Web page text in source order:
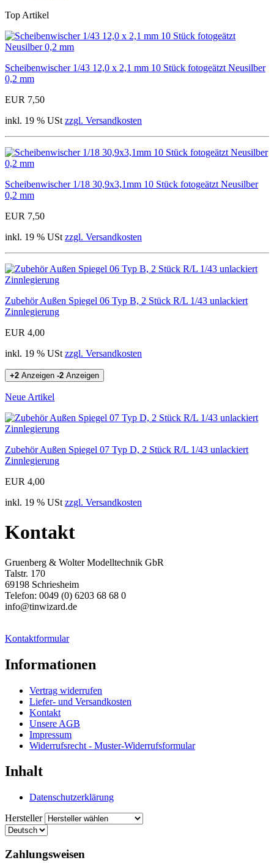
Top Artikel
Scheibenwischer 1/43 12,0 x 2,1 mm 10 Stück fotogeätzt Neusilber
0,2 mm
EUR 7,50
inkl. 19 % USt zzgl. Versandkosten
Scheibenwischer 1/18 30,9x3,1mm 10 Stück fotogeätzt Neusilber
0,2 mm
EUR 7,50
inkl. 19 % USt zzgl. Versandkosten
Zubehör Außen Spiegel 06 Typ B, 2 Stück R/L 1/43 unlackiert
Zinnlegierung
EUR 4,00
inkl. 19 % USt zzgl. Versandkosten
+2 Anzeigen -2 Anzeigen
Neue Artikel
Zubehör Außen Spiegel 07 Typ D, 2 Stück R/L 1/43 unlackiert
Zinnlegierung
EUR 4,00
inkl. 19 % USt zzgl. Versandkosten
Kontakt
Gruenberg & Wolter Modelltechnik GbR
Talstr. 170
69198 Schriesheim
Telefon: 0049 (0) 6203 68 68 0
info@tinwizard.de
Kontaktformular
Informationen
Vertrag widerrufen
Liefer- und Versandkosten
Kontakt
Unsere AGB
Impressum
Widerrufsrecht - Muster-Widerrufsformular
Inhalt
Datenschutzerklärung
Hersteller
Zahlungsweisen